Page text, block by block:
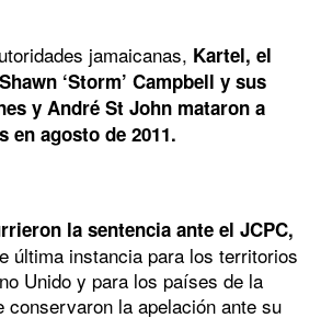
jamaicanas, Kartel, el
‘Storm’ Campbell y sus
y André St John mataron a
en agosto de 2011.
la sentencia ante el JCPC,
última instancia para los territorios
Unido y para los países de la
conservaron la apelación ante su